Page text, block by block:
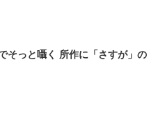
そっと囁く 所作に「さすが」の